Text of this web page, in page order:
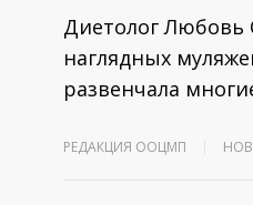
Диетолог Любовь
наглядных
развенчала
РЕДАКЦИЯ ООЦМП